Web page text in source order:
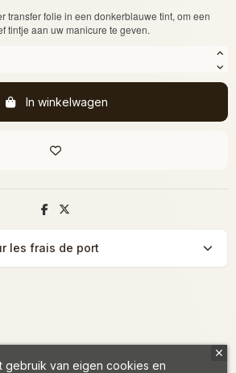
transfer folie in een donkerblauwe tint, om een
tintje aan uw manicure te geven.
In winkelwagen
les frais de port
gebruik van eigen cookies en